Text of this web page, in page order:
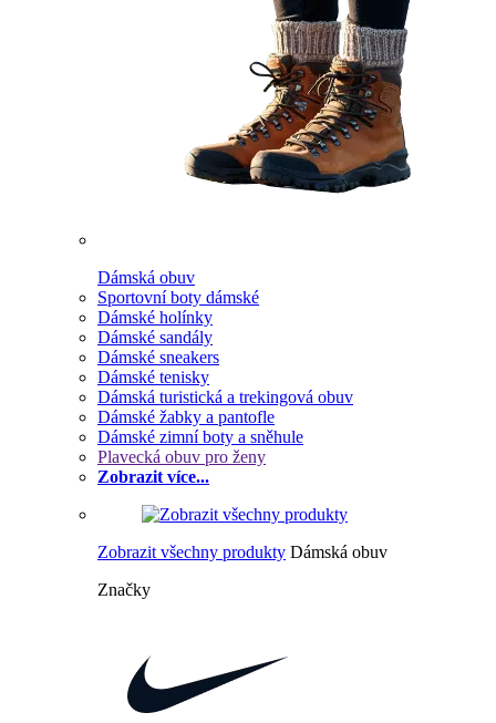
Dámská obuv
Sportovní boty dámské
Dámské holínky
Dámské sandály
Dámské sneakers
Dámské tenisky
Dámská turistická a trekingová obuv
Dámské žabky a pantofle
Dámské zimní boty a sněhule
Plavecká obuv pro ženy
Zobrazit více...
Zobrazit všechny produkty Dámská obuv
Značky